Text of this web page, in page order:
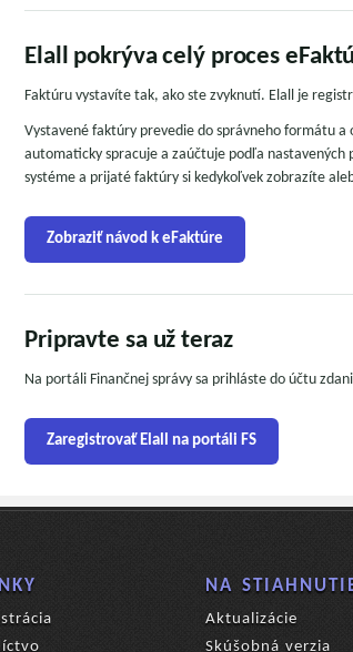
Elall pokrýva celý proces
Faktúru vystavíte tak, ako ste zvyknutí. Elall je
Vystavené faktúry prevedie do správneho formátu a
automaticky spracuje a zaúčtuje podľa
systéme a prijaté faktúry si kedykoľvek zobrazíte
Zobraziť návod k eFaktúre
Pripravte sa už teraz
Na portáli Finančnej správy sa prihláste do účtu
Zaregistrovať Elall na portáli FS
NA
Aktualizácie
Skúšobná verzia